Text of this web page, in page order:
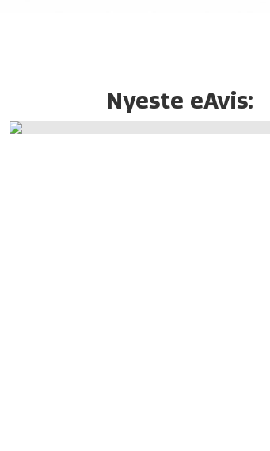
Nyeste eAvis: